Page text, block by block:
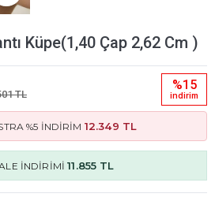
Küpe(1,40 Çap 2,62 Cm )
TL
%15
i̇ndi̇ri̇m
%5 İNDİRİM 12.349 TL
İNDİRİMİ11.855 TL